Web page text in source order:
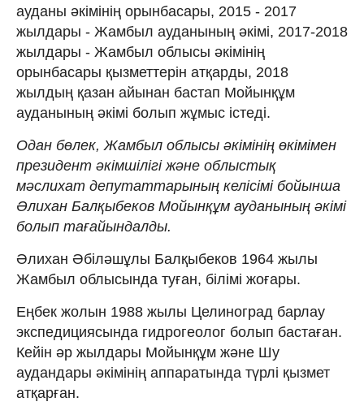
ауданы әкімінің орынбасары, 2015 - 2017
жылдары - Жамбыл ауданының әкімі, 2017-2018
жылдары - Жамбыл облысы әкімінің
орынбасары қызметтерін атқарды, 2018
жылдың қазан айынан бастап Мойынқұм
ауданының әкімі болып жұмыс істеді.
Одан бөлек, Жамбыл облысы әкімінің өкімімен
президент әкімшілігі және облыстық
мәслихат депутаттарының келісімі бойынша
Әлихан Балқыбеков Мойынқұм ауданының әкімі
болып тағайындалды.
Әлихан Әбіләшұлы Балқыбеков 1964 жылы
Жамбыл облысында туған, білімі жоғары.
Еңбек жолын 1988 жылы Целиноград барлау
экспедициясында гидрогеолог болып бастаған.
Кейін әр жылдары Мойынқұм және Шу
аудандары әкімінің аппаратында түрлі қызмет
атқарған.